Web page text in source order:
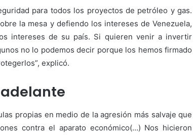
para todos los proyectos de petróleo y gas.
la mesa y defiendo los intereses de Venezuela,
intereses de su país. Si quieren venir a invertir
no lo podemos decir porque los hemos firmado
explicó.
propias en medio de la agresión más salvaje que
contra el aparato económico(…) Nos hicieron